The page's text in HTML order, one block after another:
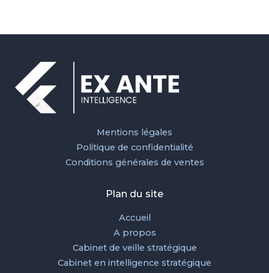
Mentions légales
Politique de confidentialité
Conditions générales de ventes
Plan du site
Accueil
A propos
Cabinet de veille stratégique
Cabinet en intelligence stratégique